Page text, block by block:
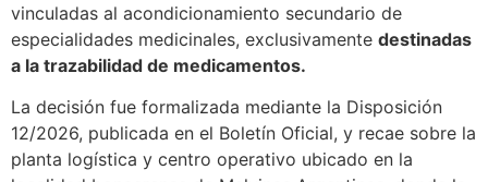
vinculadas al acondicionamiento secundario de
especialidades medicinales, exclusivamente destinadas
a la trazabilidad de medicamentos.
La decisión fue formalizada mediante la Disposición
12/2026, publicada en el Boletín Oficial, y recae sobre la
planta logística y centro operativo ubicado en la